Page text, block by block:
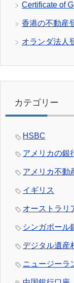
Certificate of
香港の不動産
オランダ法人
カテゴリー
HSBC
アメリカの銀
アメリカ不動
イギリス
オーストラリ
シンガポール
デジタル遺産
ニュージーラ